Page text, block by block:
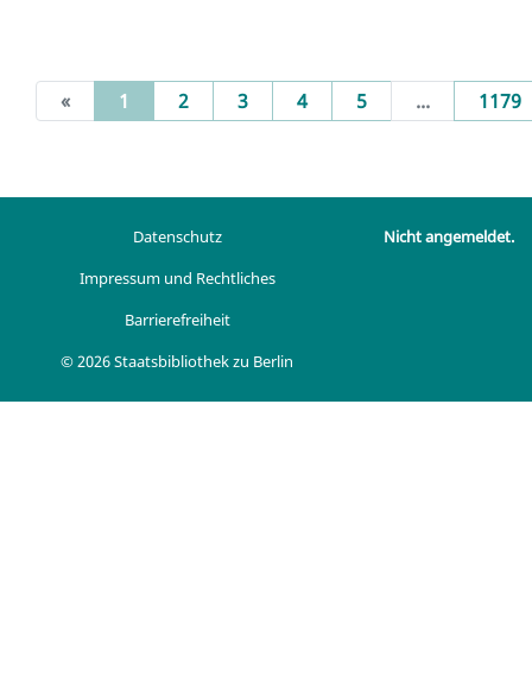
« 1 (current)
2 3 4 5 ... 1179
Datenschutz
Impressum und Rechtliches
Barrierefreiheit
© 2026 Staatsbibliothek zu Berlin
Nicht angemeldet.